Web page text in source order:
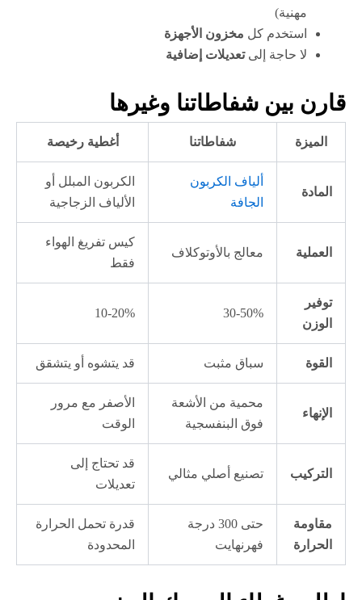
مهنية)
استخدم كل مخزون الأجهزة
لا حاجة إلىتعديلات إضافية
قارن بين شفاطاتنا وغيرها
الميزة شفاطاتنا أغطية رخيصة
المادة
ألياف الكربون
الجافة
الكربون المبلل أو
الألياف الزجاجية
العملية معالج بالأوتوكلاف
كيس تفريغ الهواء
فقط
توفير
الوزن
30-50%
10-20%
القوة سباق مثبت قد يتشوه أو يتشقق
الإنهاء
محمية من الأشعة
فوق البنفسجية
الأصفر مع مرور
الوقت
التركيب تصنيع أصلي مثالي
قد تحتاج إلى
تعديلات
مقاومة
الحرارة
حتى 300 درجة
فهرنهايت
قدرة تحمل الحرارة
المحدودة